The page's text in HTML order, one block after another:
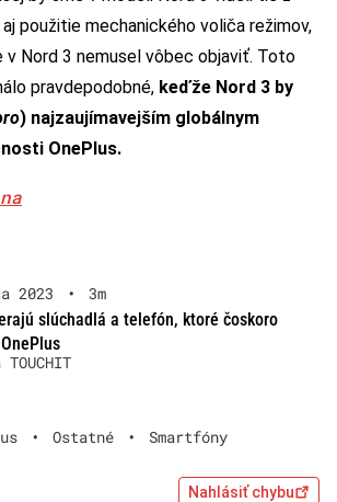
použitie mechanického voliča režimov,
v Nord 3 nemusel vôbec objaviť. Toto
pravdepodobné, keďže Nord 3 by
) najzaujímavejším globálnym
OnePlus.
2023 •
3m
slúchadlá a telefón, ktoré čoskoro
• Ostatné • Smartfóny
Nahlásiť chybu